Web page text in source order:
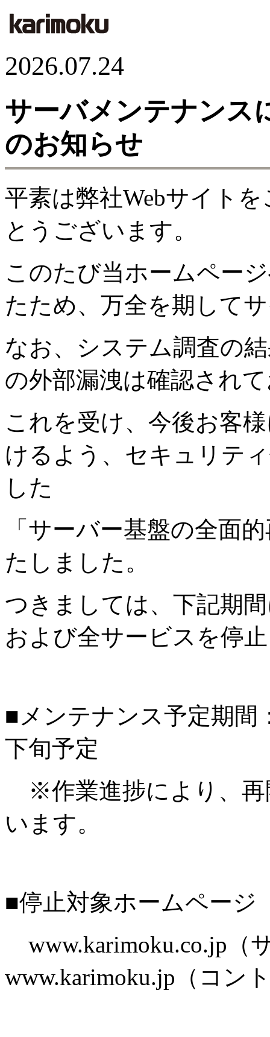
2026.07.24
サーバメンテナンス
のお知らせ
平素は弊社Webサイト
とうございます。
このたび当ホームペー
たため、万全を期して
なお、システム調査の
の外部漏洩は確認され
これを受け、今後お客
けるよう、セキュリテ
した
「サーバー基盤の全面
たしました。
つきましては、下記期
および全サービスを停
■メンテナンス予定期間
下旬予定
※作業進捗により、再
います。
■停止対象ホームページ
www.karimoku.co.jp（
www.karimoku.jp（コン